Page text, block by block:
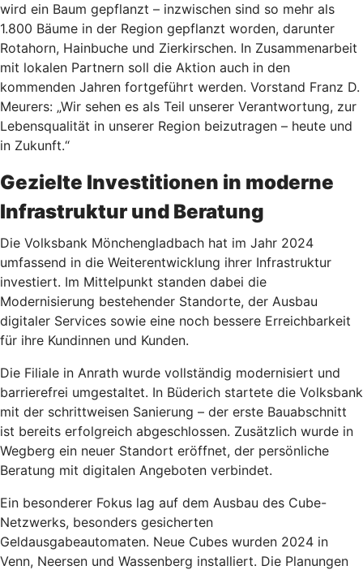
wird ein Baum gepflanzt – inzwischen sind so mehr als
1.800 Bäume in der Region gepflanzt worden, darunter
Rotahorn, Hainbuche und Zierkirschen. In Zusammenarbeit
mit lokalen Partnern soll die Aktion auch in den
kommenden Jahren fortgeführt werden. Vorstand Franz D.
Meurers: „Wir sehen es als Teil unserer Verantwortung, zur
Lebensqualität in unserer Region beizutragen – heute und
in Zukunft.“
Gezielte Investitionen in moderne
Infrastruktur und Beratung
Die Volksbank Mönchengladbach hat im Jahr 2024
umfassend in die Weiterentwicklung ihrer Infrastruktur
investiert. Im Mittelpunkt standen dabei die
Modernisierung bestehender Standorte, der Ausbau
digitaler Services sowie eine noch bessere Erreichbarkeit
für ihre Kundinnen und Kunden.
Die Filiale in Anrath wurde vollständig modernisiert und
barrierefrei umgestaltet. In Büderich startete die Volksbank
mit der schrittweisen Sanierung – der erste Bauabschnitt
ist bereits erfolgreich abgeschlossen. Zusätzlich wurde in
Wegberg ein neuer Standort eröffnet, der persönliche
Beratung mit digitalen Angeboten verbindet.
Ein besonderer Fokus lag auf dem Ausbau des Cube-
Netzwerks, besonders gesicherten
Geldausgabeautomaten. Neue Cubes wurden 2024 in
Venn, Neersen und Wassenberg installiert. Die Planungen